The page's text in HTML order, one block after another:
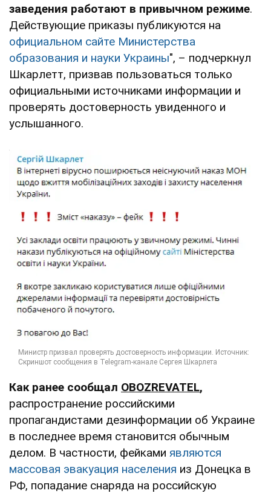
заведения работают в привычном режиме.
Действующие приказы публикуются на
официальном сайте Министерства
образования и науки Украины", – подчеркнул
Шкарлетт, призвав пользоваться только
официальными источниками информации и
проверять достоверность увиденного и
услышанного.
Как ранее сообщал OBOZREVATEL,
распространение российскими
пропагандистами дезинформации об Украине
в последнее время становится обычным
делом. В частности, фейками являются
массовая эвакуация населения из Донецка в
РФ, попадание снаряда на российскую